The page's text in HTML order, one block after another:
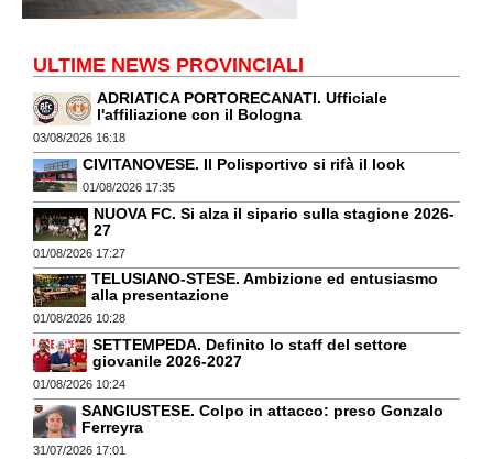
ULTIME NEWS PROVINCIALI
ADRIATICA PORTORECANATI. Ufficiale
l'affiliazione con il Bologna
03/08/2026 16:18
CIVITANOVESE. Il Polisportivo si rifà il look
01/08/2026 17:35
NUOVA FC. Si alza il sipario sulla stagione 2026-
27
01/08/2026 17:27
TELUSIANO-STESE. Ambizione ed entusiasmo
alla presentazione
01/08/2026 10:28
SETTEMPEDA. Definito lo staff del settore
giovanile 2026-2027
01/08/2026 10:24
SANGIUSTESE. Colpo in attacco: preso Gonzalo
Ferreyra
31/07/2026 17:01